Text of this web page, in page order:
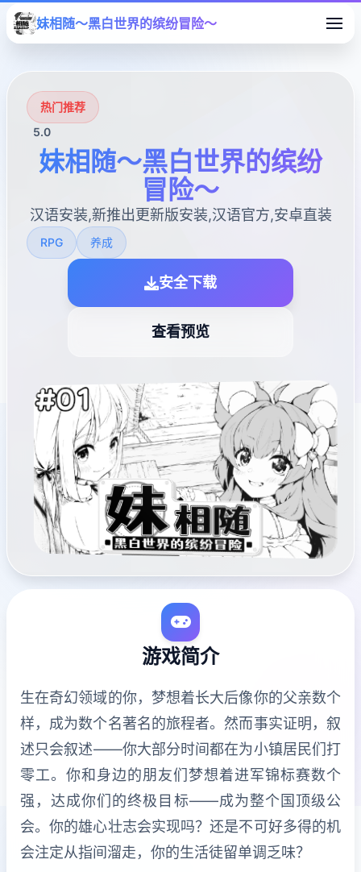
妹相随～黑白世界的缤纷冒险～
热门推荐
5.0
妹相随～黑白世界的缤纷
冒险～
汉语安装,新推出更新版安装,汉语官方,安卓直装
RPG 养成
安全下载
查看预览
游戏简介
生在奇幻领域的你，梦想着长大后像你的父亲数个
样，成为数个名著名的旅程者。然而事实证明，叙
述只会叙述——你大部分时间都在为小镇居民们打
零工。你和身边的朋友们梦想着进军锦标赛数个
强，达成你们的终极目标——成为整个国顶级公
会。你的雄心壮志会实现吗？还是不可好多得的机
会注定从指间溜走，你的生活徒留单调乏味？